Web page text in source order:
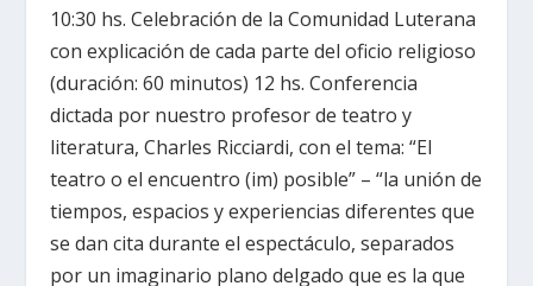
10:30 hs. Celebración de la Comunidad Luterana
con explicación de cada parte del oficio religioso
(duración: 60 minutos) 12 hs. Conferencia
dictada por nuestro profesor de teatro y
literatura, Charles Ricciardi, con el tema: “El
teatro o el encuentro (im) posible” – “la unión de
tiempos, espacios y experiencias diferentes que
se dan cita durante el espectáculo, separados
por un imaginario plano delgado que es la que